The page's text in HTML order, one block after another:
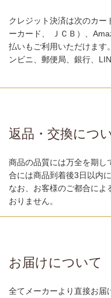
クレジット決済は次のカー
ーカード、 ＪＣＢ）、
払いもご利用いただけます
ンビニ、郵便局、銀行、
返品・交換につ
商品の品質には万全を期し
合には商品到着後3日以内
なお、お客様のご都合によ
おりません。
お届けについて
全てメーカーより直接お届